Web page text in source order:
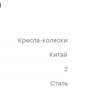
Кресла-коляски
Китай
2
Сталь